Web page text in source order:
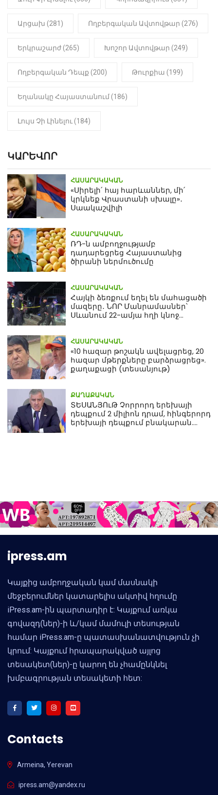
Արցախ (281) Ողբերգական Ավտովթար (276)
Երկրաշարժ (265) Խոշոր Ավտովթար (249)
Ողբերգական Դեպք (200) Թուրքիա (199)
Եղանակը Հայաստանում (186)
Լույս Չի Լինելու (184)
ԿԱՐԵՎՈՐ
ՀԱՍԱՐԱԿԱԿԱՆ
«Սիրելի՛ հայ հարևաններ, մի՛
կրկնեք Վրաստանի սխալը»․
Սաակաշվիլի
ՀԱՍԱՐԱԿԱԿԱՆ
ՌԴ-ն ամբողջությամբ
դադարեցրեց Հայաստանից
ծիրանի ներմուծումը
ՀԱՍԱՐԱԿԱԿԱՆ
Հայկի ձեռքում եղել են մահացածի
մազերը․ ՆՈՐ Մանրամասներ՝
Սևանում 22-ամյա հղի կնոջ
ՀԱՍԱՐԱԿԱԿԱՆ
«10 հազար թոշակն ավելացրեց, 20
հազար մթերքները բարձրացրեց».
քաղաքացի (տեսանյութ)
ՔԱՂԱՔԱԿԱՆ
ՏԵՍԱՆՅՈւԹ Չորրորդ երեխայի
դեպքում 2 միլիոն դրամ, հինգերորդ
երեխայի դեպքում բնակարան.
ipress.am
Կայքից ամբողջական կամ մասնակի
մեջբերումներ կատարելիս ակտիվ հղումը
iPress.am-ին պարտադիր է: Կայքում առկա
գովազդ(ներ)-ի և/կամ մամուլի տեսության
համար iPress.am-ը պատասխանատվություն չի
կրում: Կայքում հրապարակված այլոց
տեսակետ(ներ)-ը կարող են չհամընկնել
խմբագրության տեսակետի հետ:
Contacts
Armeina, Yerevan
ipress.am@yandex.ru